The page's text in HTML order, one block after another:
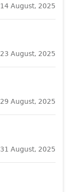
14 August, 2025
23 August, 2025
29 August, 2025
31 August, 2025